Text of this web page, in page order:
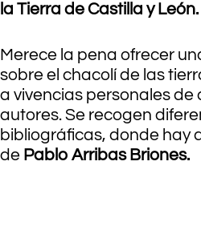
la Tierra de Castilla y León.
Merece la pena ofrecer
sobre el chacolí de las
a vivencias personales de
autores. Se recogen
bibliográficas, donde hay
de Pablo Arribas Briones.